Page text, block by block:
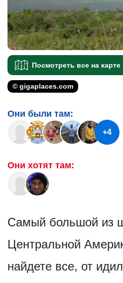
Посмотреть все на карте
© gigaplaces.com
Они были там:
+4
Они хотят там:
Самый большой из
Центральной
найдете все, от